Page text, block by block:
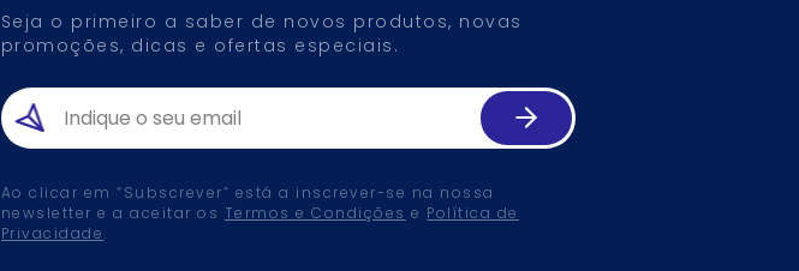
Seja o primeiro a saber de novos produtos, novas
promoções, dicas e ofertas especiais.
Ao clicar em “Subscrever” está a inscrever-se na nossa
newsletter e a aceitar os Termos e Condições e Política de
Privacidade.